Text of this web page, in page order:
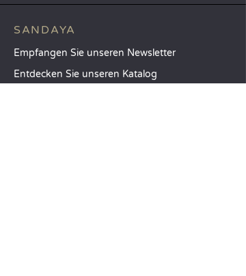
SANDAYA
Empfangen Sie unseren Newsletter
Entdecken Sie unseren Katalog